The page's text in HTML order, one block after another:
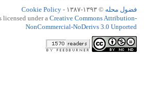
فضول محله © ۱۳۹۳-۱۳۸۷ -
Cookie Policy
licensed under a Creative Commons Attribution-
NonCommercial-NoDerivs 3.0 Unported